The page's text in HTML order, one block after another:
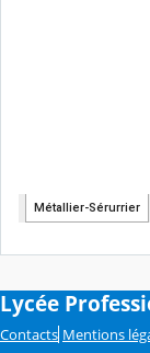
Lycée
Contacts Mentions